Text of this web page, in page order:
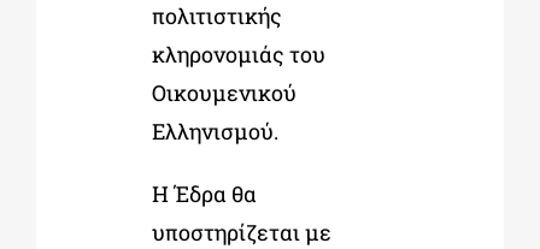
πολιτιστικής
κληρονομιάς του
Οικουμενικού
Ελληνισμού.
Η Έδρα θα
υποστηρίζεται με